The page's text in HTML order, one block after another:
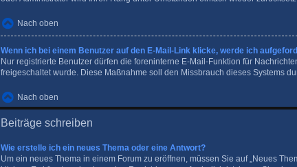
Nach oben
Wenn ich bei einem Benutzer auf den E-Mail-Link klicke, werde ich
Nur registrierte Benutzer dürfen die foreninterne E-Mail-Funktion für
freigeschaltet wurde. Diese Maßnahme soll den Missbrauch dieses Systems
Nach oben
Beiträge schreiben
Wie erstelle ich ein neues Thema oder eine Antwort?
Um ein neues Thema in einem Forum zu eröffnen, müssen Sie auf „Neues